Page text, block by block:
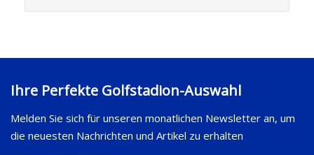
Ihre Perfekte Golfstadion-Auswahl
Melden Sie sich für unseren monatlichen Newsletter an, um
die neuesten Nachrichten und Artikel zu erhalten